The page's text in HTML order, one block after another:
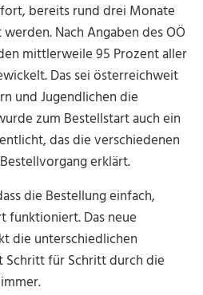
bereits rund drei Monate
Nach Angaben des OÖ
mittlerweile 95 Prozent aller
Das sei österreichweit
und Jugendlichen die
zum Bestellstart auch ein
das die verschiedenen
erklärt.
die Bestellung einfach,
funktioniert. Das neue
die unterschiedlichen
für Schritt durch die